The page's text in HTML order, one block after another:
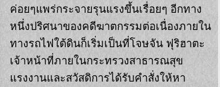
ค่อยๆแพร่กระจายรุนแรงขึ้นเรื่อยๆ อีกทาง
หนึ่งปริศนาของคดีฆาตกรรมต่อเนื่องภายใน
ทางรถไฟใต้ดินก็เริ่มเป็นที่โจษจัน ฟุริฮาตะ
เจ้าหน้าที่ภายในกระทรวงสาธารณสุข
แรงงานและสวัสดิการได้รับคำสั่งให้หา